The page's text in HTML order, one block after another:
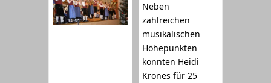
Neben
zahlreichen
musikalischen
Höhepunkten
konnten Heidi
Krones für 25